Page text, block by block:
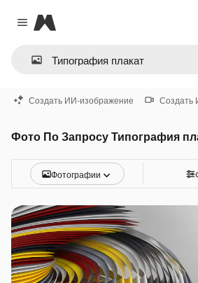
Close menu
Magnific
Создать ИИ-изображение Создать
Фото По Запросу Типография
Фотографии